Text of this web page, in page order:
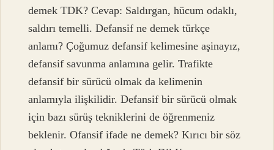
demek TDK? Cevap: Saldırgan, hücum odaklı,
saldırı temelli. Defansif ne demek türkçe
anlamı? Çoğumuz defansif kelimesine aşinayız,
defansif savunma anlamına gelir. Trafikte
defansif bir sürücü olmak da kelimenin
anlamıyla ilişkilidir. Defansif bir sürücü olmak
için bazı sürüş tekniklerini de öğrenmeniz
beklenir. Ofansif ifade ne demek? Kırıcı bir söz